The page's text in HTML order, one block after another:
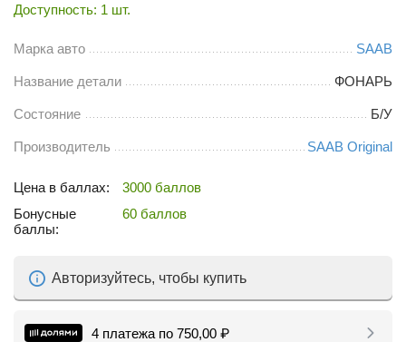
Доступность: 1 шт.
Марка авто SAAB
Название детали ФОНАРЬ
Состояние Б/У
Производитель SAAB Original
Цена в баллах:
3000 баллов
Бонусные
баллы:
60 баллов
Авторизуйтесь, чтобы купить
4 платежа по 750,00 ₽